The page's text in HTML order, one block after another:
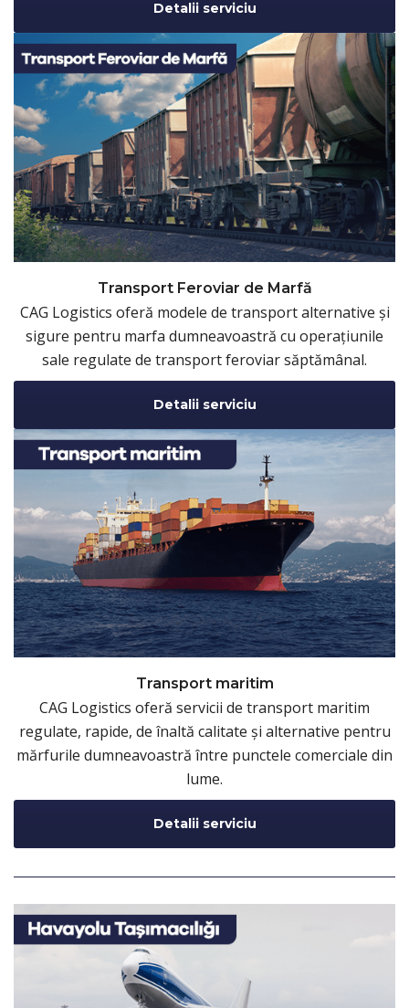
Detalii serviciu
Transport Feroviar de Marfă
CAG Logistics oferă modele de transport alternative și
sigure pentru marfa dumneavoastră cu operațiunile
sale regulate de transport feroviar săptămânal.
Detalii serviciu
Transport maritim
CAG Logistics oferă servicii de transport maritim
regulate, rapide, de înaltă calitate și alternative pentru
mărfurile dumneavoastră între punctele comerciale din
lume.
Detalii serviciu